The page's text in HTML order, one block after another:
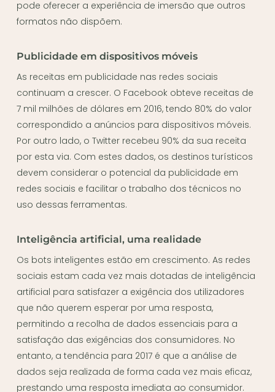
pode oferecer a experiência de imersão que outros
formatos não dispõem.
Publicidade em dispositivos móveis
As receitas em publicidade nas redes sociais
continuam a crescer. O Facebook obteve receitas de
7 mil milhões de dólares em 2016, tendo 80% do valor
correspondido a anúncios para dispositivos móveis.
Por outro lado, o Twitter recebeu 90% da sua receita
por esta via. Com estes dados, os destinos turísticos
devem considerar o potencial da publicidade em
redes sociais e facilitar o trabalho dos técnicos no
uso dessas ferramentas.
Inteligência artificial, uma realidade
Os bots inteligentes estão em crescimento. As redes
sociais estam cada vez mais dotadas de inteligência
artificial para satisfazer a exigência dos utilizadores
que não querem esperar por uma resposta,
permitindo a recolha de dados essenciais para a
satisfação das exigências dos consumidores. No
entanto, a tendência para 2017 é que a análise de
dados seja realizada de forma cada vez mais eficaz,
prestando uma resposta imediata ao consumidor.